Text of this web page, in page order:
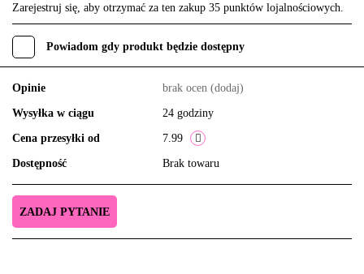
Zarejestruj się, aby otrzymać za ten zakup 35 punktów lojalnościowych.
Powiadom gdy produkt będzie dostępny
Opinie brak ocen (dodaj)
Wysyłka w ciągu 24 godziny
Cena przesyłki od 7.99
Dostępność Brak towaru
ZADAJ PYTANIE